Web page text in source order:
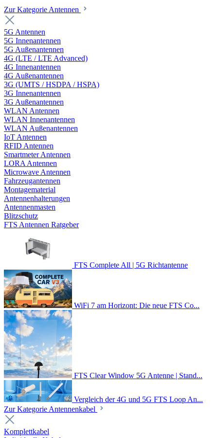
Zur Kategorie Antennen
5G Antennen
5G Innenantennen
5G Außenantennen
4G (LTE / LTE Advanced)
4G Innenantennen
4G Außenantennen
3G (UMTS / HSDPA / HSPA)
3G Innenantennen
3G Außenantennen
WLAN Antennen
WLAN Innenantennen
WLAN Außenantennen
IoT Antennen
RFID Antennen
Smartmeter Antennen
LORA Antennen
Microwave Antennen
Fahrzeugantennen
Montagematerial
Antennenhalterungen
Antennenmasten
Blitzschutz
FTS Antennen Ratgeber
FTS Complete All | 5G Richtantenne
WiFi 7 am Horizont: Die neue FTS Co...
FTS Clear Window 5G Antenne | Stand...
Vergleich der 4G und 5G FTS Loop An...
Zur Kategorie Antennenkabel
Komplettkabel